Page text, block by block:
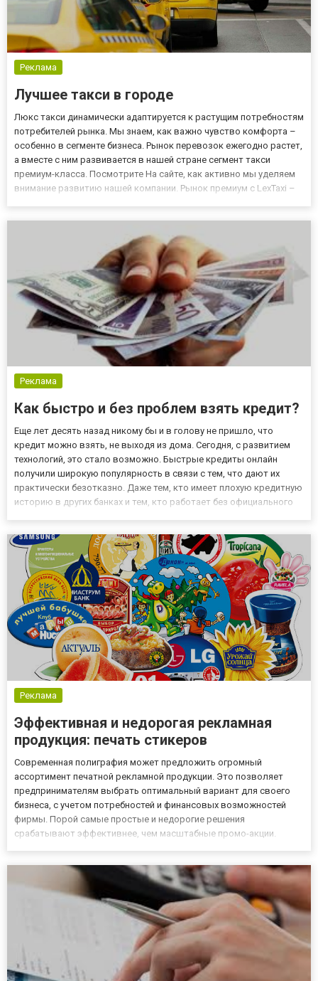
Реклама
Лучшее такси в городе
Люкс такси динамически адаптируется к растущим потребностям
потребителей рынка. Мы знаем, как важно чувство комфорта –
особенно в сегменте бизнеса. Рынок перевозок ежегодно растет,
а вместе с ним развивается в нашей стране сегмент такси
премиум-класса. Посмотрите На сайте, как активно мы уделяем
внимание развитию нашей компании. Рынок премиум с LexTaxi –
Реклама
Как быстро и без проблем взять кредит?
Еще лет десять назад никому бы и в голову не пришло, что
кредит можно взять, не выходя из дома. Сегодня, с развитием
технологий, это стало возможно. Быстрые кредиты онлайн
получили широкую популярность в связи с тем, что дают их
практически безотказно. Даже тем, кто имеет плохую кредитную
историю в других банках и тем, кто работает без официального
Реклама
Эффективная и недорогая рекламная
продукция: печать стикеров
Современная полиграфия может предложить огромный
ассортимент печатной рекламной продукции. Это позволяет
предпринимателям выбрать оптимальный вариант для своего
бизнеса, с учетом потребностей и финансовых возможностей
фирмы. Порой самые простые и недорогие решения
срабатывают эффективнее, чем масштабные промо-акции.
решение. Такая рек...